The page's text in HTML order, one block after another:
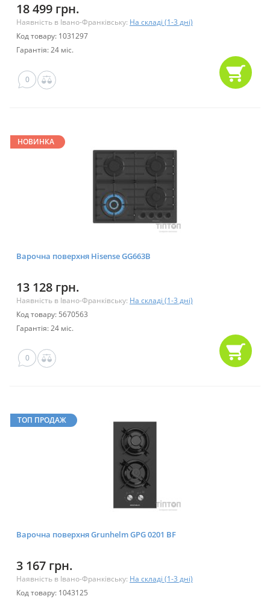
18 499 грн.
Наявність в Івано-Франківську: На складі (1-3 дні)
Код товару: 1031297
Гарантія: 24 міс.
0
НОВИНКА
Варочна поверхня Hisense GG663B
13 128 грн.
Наявність в Івано-Франківську: На складі (1-3 дні)
Код товару: 5670563
Гарантія: 24 міс.
0
ТОП ПРОДАЖ
Варочна поверхня Grunhelm GPG 0201 BF
3 167 грн.
Наявність в Івано-Франківську: На складі (1-3 дні)
Код товару: 1043125